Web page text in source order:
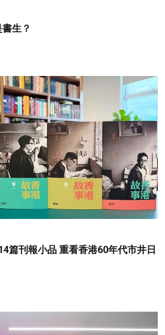
生？
篇刊報小品 重看香港60年代市井日